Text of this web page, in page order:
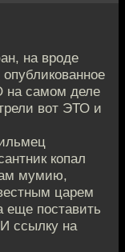
на вроде
на самом деле
вот ЭТО и
копал
мумию,
царем
поставить
ссылку на